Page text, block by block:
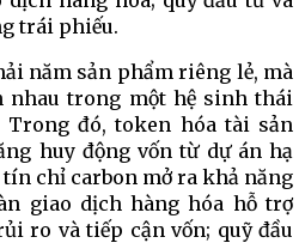
trái phiếu.
năm sản phẩm riêng lẻ, mà
nhau trong một hệ sinh thái
Trong đó, token hóa tài sản
huy động vốn từ dự án hạ
chỉ carbon mở ra khả năng
giao dịch hàng hóa hỗ trợ
ro và tiếp cận vốn; quỹ đầu